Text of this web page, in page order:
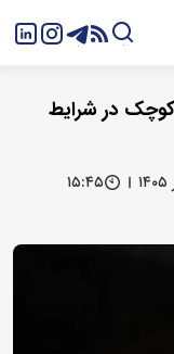
در شرایط
۱۵:۴۵